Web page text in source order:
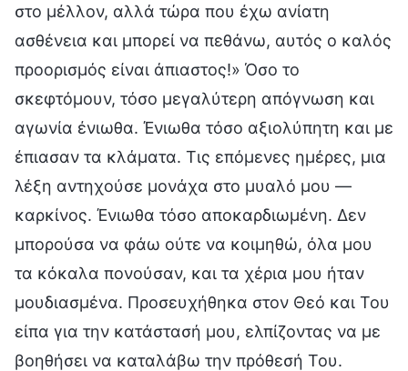
στο μέλλον, αλλά τώρα που έχω ανίατη
ασθένεια και μπορεί να πεθάνω, αυτός ο καλός
προορισμός είναι άπιαστος!» Όσο το
σκεφτόμουν, τόσο μεγαλύτερη απόγνωση και
αγωνία ένιωθα. Ένιωθα τόσο αξιολύπητη και με
έπιασαν τα κλάματα. Τις επόμενες ημέρες, μια
λέξη αντηχούσε μονάχα στο μυαλό μου —
καρκίνος. Ένιωθα τόσο αποκαρδιωμένη. Δεν
μπορούσα να φάω ούτε να κοιμηθώ, όλα μου
τα κόκαλα πονούσαν, και τα χέρια μου ήταν
μουδιασμένα. Προσευχήθηκα στον Θεό και Του
είπα για την κατάστασή μου, ελπίζοντας να με
βοηθήσει να καταλάβω την πρόθεσή Του.